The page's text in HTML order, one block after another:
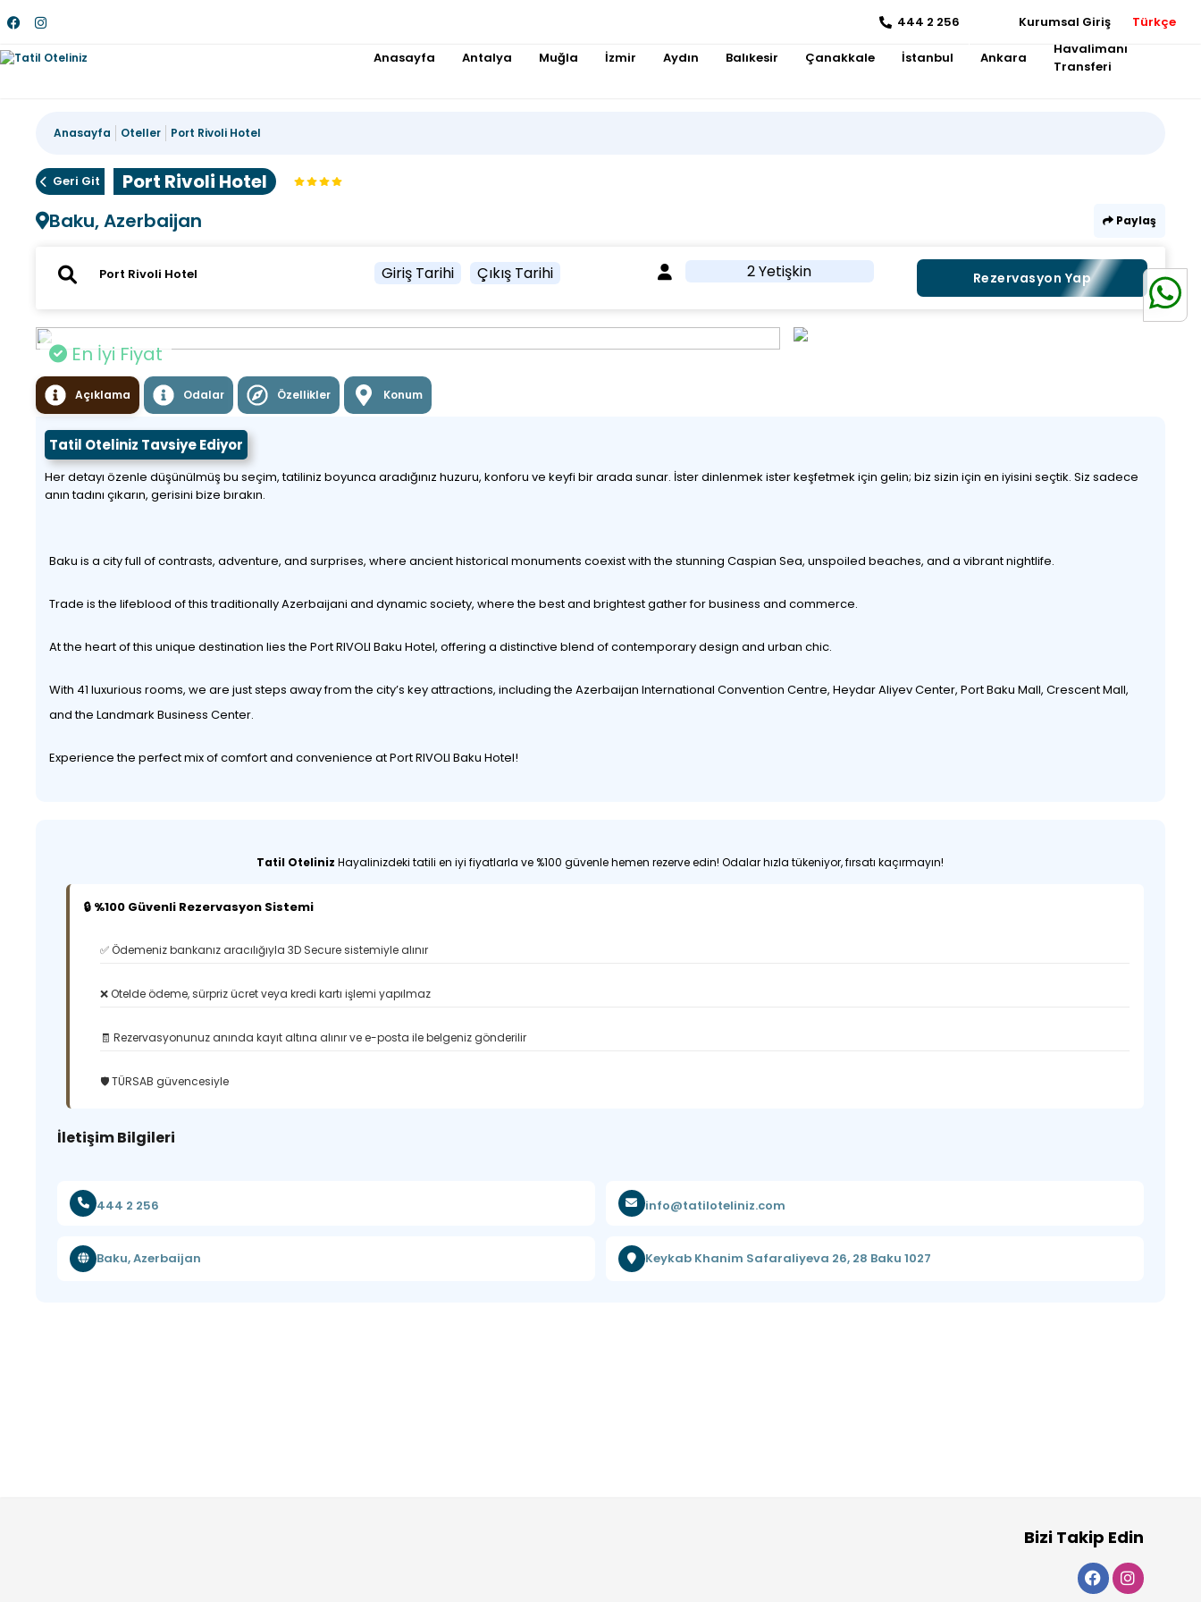
444 2 256 Kurumsal Giriş Türkçe
Anasayfa Antalya Muğla İzmir Aydın Balıkesir Çanakkale İstanbul Ankara
Havalimanı
Transferi
Anasayfa Oteller Port Rivoli Hotel
Geri Git
Port Rivoli Hotel
Baku, Azerbaijan
Paylaş
Giriş Tarihi Çıkış Tarihi 2 Yetişkin Rezervasyon Yap
En İyi Fiyat
Açıklama Odalar Özellikler Konum
Tatil Oteliniz Tavsiye Ediyor
Her detayı özenle düşünülmüş bu seçim, tatiliniz boyunca aradığınız huzuru, konforu ve keyfi bir arada sunar. İster dinlenmek ister keşfetmek için gelin; biz sizin için en iyisini seçtik. Siz sadece
anın tadını çıkarın, gerisini bize bırakın.
Baku is a city full of contrasts, adventure, and surprises, where ancient historical monuments coexist with the stunning Caspian Sea, unspoiled beaches, and a vibrant nightlife.
Trade is the lifeblood of this traditionally Azerbaijani and dynamic society, where the best and brightest gather for business and commerce.
At the heart of this unique destination lies the Port RIVOLI Baku Hotel, offering a distinctive blend of contemporary design and urban chic.
With 41 luxurious rooms, we are just steps away from the city’s key attractions, including the Azerbaijan International Convention Centre, Heydar Aliyev Center, Port Baku Mall, Crescent Mall,
and the Landmark Business Center.
Experience the perfect mix of comfort and convenience at Port RIVOLI Baku Hotel!
Tatil Oteliniz Hayalinizdeki tatili en iyi fiyatlarla ve %100 güvenle hemen rezerve edin! Odalar hızla tükeniyor, fırsatı kaçırmayın!
🔒 %100 Güvenli Rezervasyon Sistemi
✅ Ödemeniz bankanız aracılığıyla 3D Secure sistemiyle alınır
❌ Otelde ödeme, sürpriz ücret veya kredi kartı işlemi yapılmaz
🧾 Rezervasyonunuz anında kayıt altına alınır ve e-posta ile belgeniz gönderilir
🛡️ TÜRSAB güvencesiyle
İletişim Bilgileri
444 2 256 info@tatiloteliniz.com
Baku, Azerbaijan Keykab Khanim Safaraliyeva 26, 28 Baku 1027
Bizi Takip Edin